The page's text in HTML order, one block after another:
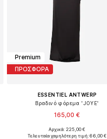
Premium
ΠΡΟΣΦΟΡΑ
ESSENTIEL ANTWERP
Βραδινό φόρεμα 'JOYE'
165,00 €
Διαθέσιμα μεγέθη: 36, 38, 40
Αρχικά: 225,00 €
Τελευταία χαμηλότερη τιμή:66,00 €